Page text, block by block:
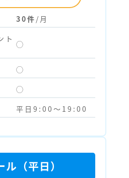
30件 /月
ト
◯
◯
◯
平日9:00～19:00
（平日）